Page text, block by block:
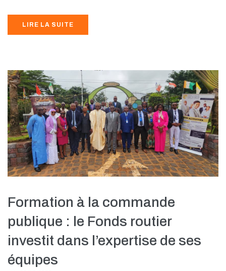
LIRE LA SUITE
Formation à la commande
publique : le Fonds routier
investit dans l’expertise de ses
équipes